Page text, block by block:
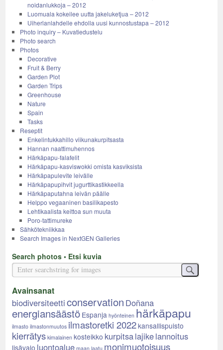
noidanlukkoja – 2012
Luomuala kokeilee uutta jakeluketjua – 2012
Uiherlanlahdelle ehdolla uusi kunnostustapa – 2012
Photo inquiry – Kuvatiedustelu
Photo search
Photos
Decorative
Fruit & Berry
Garden Plot
Garden Trips
Greenhouse
Nature
Spain
Tasks
Reseptit
Enkelintukkahillo viikunakurpitsasta
Hannan naattimuhennos
Härkäpapu-falafelit
Härkäpapu-kasviswokki omista kasviksista
Härkäpapulevite leivälle
Härkäpapupihvit jugurttikastikkeella
Härkäpaputahna leivän päälle
Helppo vegaaninen basilikapesto
Lehtikaalista keittoa sun muuta
Poro-tattimureke
Sähkötekniikkaa
Search Images in NextGEN Galleries
Search photos • Etsi kuvia
Avainsanat
biodiversiteetticonservation Doñana
energiansäästö Espanja hyönteinen härkäpapu
ilmasto ilmastonmuutos ilmastoretki 2022kansallispuisto
kierrätys kimalainen kosteikko kurpitsalajikelannoitus
lisävalo luontoalue maan laatu monimuotoisuus